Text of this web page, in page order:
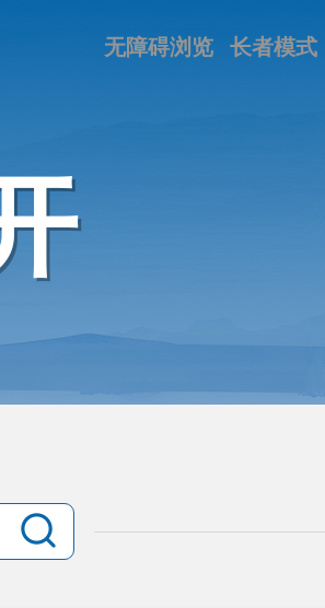
长者模式
无障碍浏览